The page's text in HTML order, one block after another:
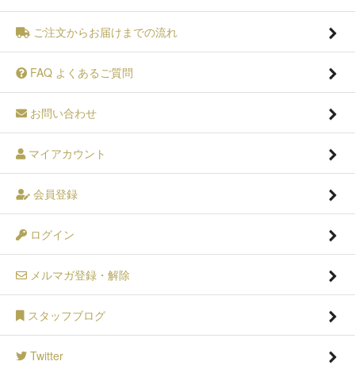
ご注文からお届けまでの流れ
FAQ よくあるご質問
お問い合わせ
マイアカウント
会員登録
ログイン
メルマガ登録・解除
スタッフブログ
Twitter